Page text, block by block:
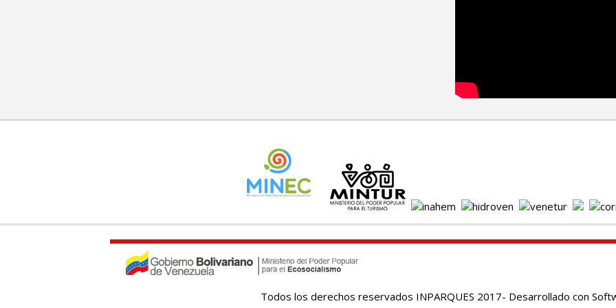
Todos los derechos reservados INPARQUES 2017- Desarrollado con